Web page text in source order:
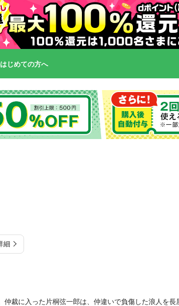
はじめての方へ
細
裁に入った片桐弦一郎は、仲違いで負傷した浪人を長